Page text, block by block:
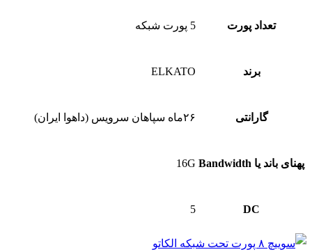
تعداد پورت 5 پورت شبکه
برند ELKATO
گارانتی ۲۶ماه سپاهان سرویس (داهوا ایران)
پهنای باند یا Bandwidth 16G
DC
5